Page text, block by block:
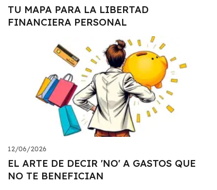
TU MAPA PARA LA LIBERTAD
FINANCIERA PERSONAL
12/06/2026
EL ARTE DE DECIR 'NO' A GASTOS QUE
NO TE BENEFICIAN